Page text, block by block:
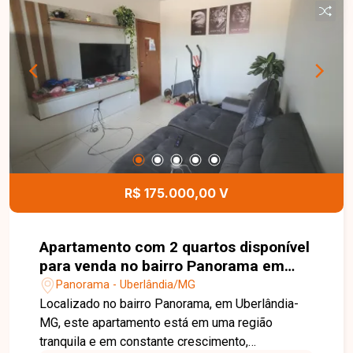
convivência para toda a família. Uma excelente
oportunidade para quem busca conforto,
segurança e lazer em uma ótima localização.
Agende sua visita e venha conhecer seu novo lar!
R$ 175.000,00 V
Apartamento com 2 quartos disponível
para venda no bairro Panorama em
Uberlândia - MG
Panorama - Uberlândia/MG
Localizado no bairro Panorama, em Uberlândia-
MG, este apartamento está em uma região
tranquila e em constante crescimento,